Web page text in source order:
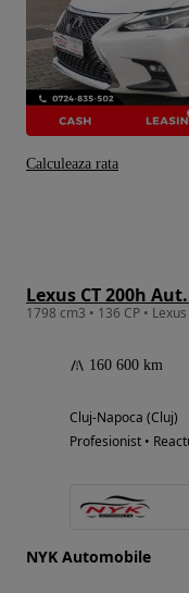
Lexus CT 200h
160 600 km
Cluj-Napoca (Cluj)
Profesionist •
NYK Automobile
Calculeaza rata